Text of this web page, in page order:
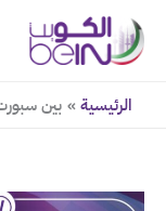
تخطي
المحتوى
الرئيسية
بين سبورت